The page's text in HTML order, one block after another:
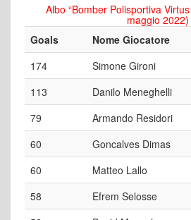
Albo “Bomber Polisportiva
maggio 2022)
Goals
Nome Giocatore
174
Simone Gironi
113
Danilo Meneghelli
79
Armando Residori
60
Goncalves Dimas
60
Matteo Lallo
58
Efrem Selosse